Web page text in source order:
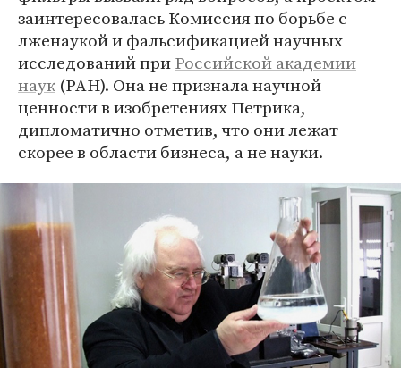
заинтересовалась Комиссия по борьбе с
лженаукой и фальсификацией научных
исследований приРоссийской академии
наук (РАН). Она не признала научной
ценности в изобретениях Петрика,
дипломатично отметив, что они лежат
скорее в области бизнеса, а не науки.